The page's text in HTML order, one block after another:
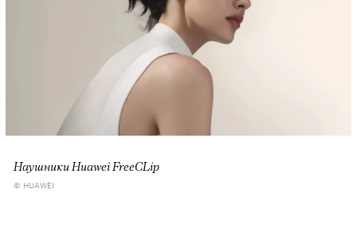
/ 00:00
Наушники Huawei FreeCLip
© HUAWEI